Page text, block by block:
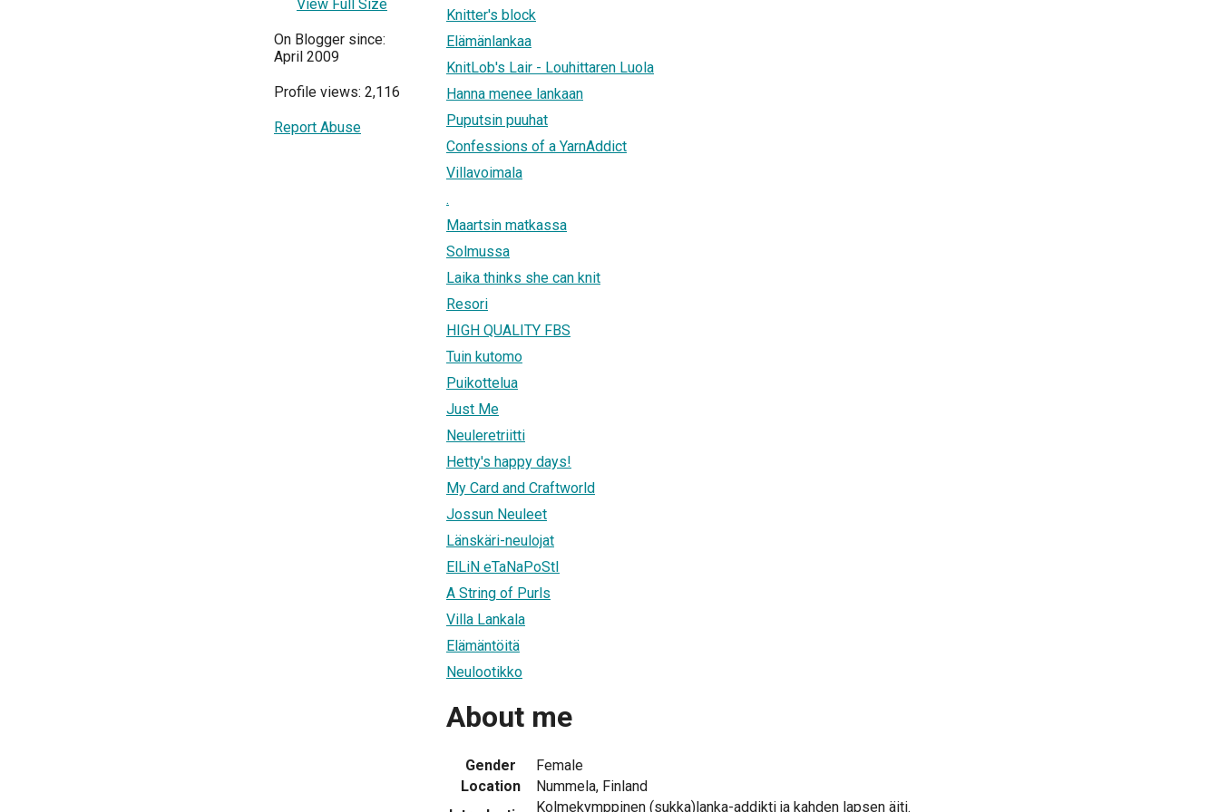
View Full Size
On Blogger since:
April 2009
Profile views: 2,116
Report Abuse
Knitter's block
Elämänlankaa
KnitLob's Lair - Louhittaren Luola
Hanna menee lankaan
Puputsin puuhat
Confessions of a YarnAddict
Villavoimala
.
Maartsin matkassa
Solmussa
Laika thinks she can knit
Resori
HIGH QUALITY FBS
Tuin kutomo
Puikottelua
Just Me
Neuleretriitti
Hetty's happy days!
My Card and Craftworld
Jossun Neuleet
Länskäri-neulojat
ElLiN eTaNaPoStI
A String of Purls
Villa Lankala
Elämäntöitä
Neulootikko
About me
Gender
Female
Location
Nummela, Finland
Kolmekymppinen (sukka)lanka-addikti ja kahden lapsen äiti.